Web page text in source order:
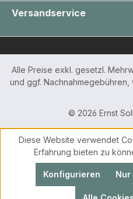
Versandservice
Alle Preise exkl. gesetzl.
und ggf.
© 2026 Ernst
Diese Website verwendet
Erfahrung bieten zu
Konfigurieren